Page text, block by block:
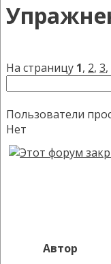
На страницу 1, 2, 3,
Пользователи
Нет
Автор